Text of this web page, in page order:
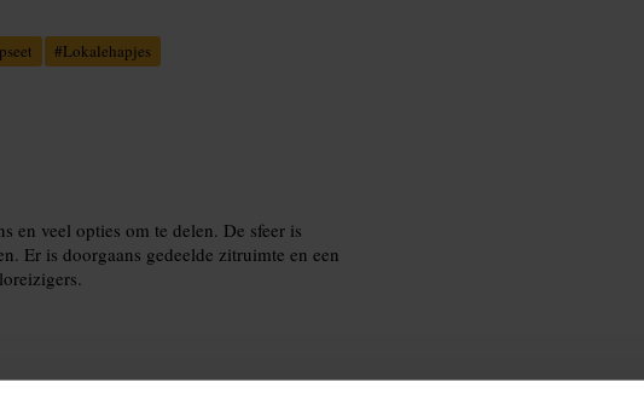
#Lokalehapjes
en veel opties om te delen. De sfeer is
Er is doorgaans gedeelde zitruimte en een